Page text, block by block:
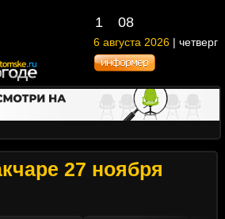
1 08
6 августа 2026 | четверг
27 ноября